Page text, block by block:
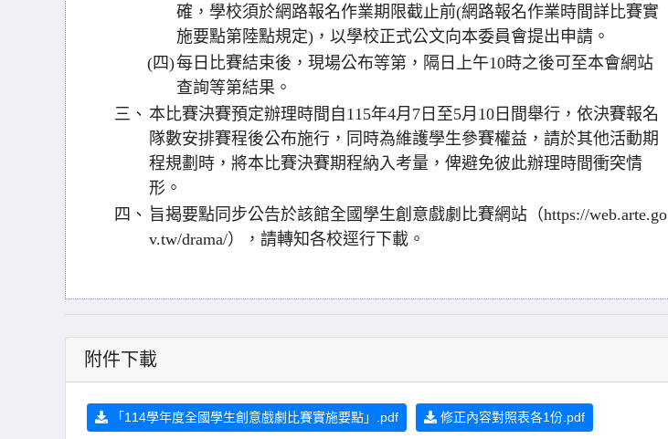
確，學校須於網路報名作業期限截止前(網路報名作業時間詳比賽實
施要點第陸點規定)，以學校正式公文向本委員會提出申請。
(四)每日比賽結束後，現場公布等第，隔日上午10時之後可至本會網站
查詢等第結果。
三、 本比賽決賽預定辦理時間自115年4月7日至5月10日間舉行，依決賽報名
隊數安排賽程後公布施行，同時為維護學生參賽權益，請於其他活動期
程規劃時，將本比賽決賽期程納入考量，俾避免彼此辦理時間衝突情
形。
四、 旨揭要點同步公告於該館全國學生創意戲劇比賽網站（https://web.arte.go
v.tw/drama/），請轉知各校逕行下載。
附件下載
「114學年度全國學生創意戲劇比賽實施要點」.pdf 修正內容對照表各1份.pdf